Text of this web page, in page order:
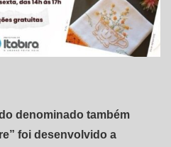
denominado também
foi desenvolvido a